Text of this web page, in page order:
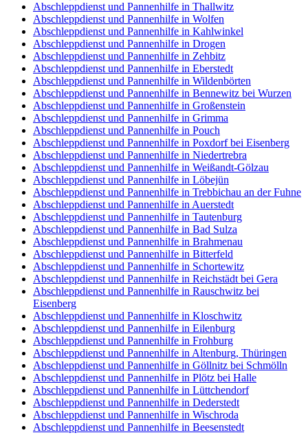
Abschleppdienst und Pannenhilfe in Thallwitz
Abschleppdienst und Pannenhilfe in Wolfen
Abschleppdienst und Pannenhilfe in Kahlwinkel
Abschleppdienst und Pannenhilfe in Drogen
Abschleppdienst und Pannenhilfe in Zehbitz
Abschleppdienst und Pannenhilfe in Eberstedt
Abschleppdienst und Pannenhilfe in Wildenbörten
Abschleppdienst und Pannenhilfe in Bennewitz bei Wurzen
Abschleppdienst und Pannenhilfe in Großenstein
Abschleppdienst und Pannenhilfe in Grimma
Abschleppdienst und Pannenhilfe in Pouch
Abschleppdienst und Pannenhilfe in Poxdorf bei Eisenberg
Abschleppdienst und Pannenhilfe in Niedertrebra
Abschleppdienst und Pannenhilfe in Weißandt-Gölzau
Abschleppdienst und Pannenhilfe in Löbejün
Abschleppdienst und Pannenhilfe in Trebbichau an der Fuhne
Abschleppdienst und Pannenhilfe in Auerstedt
Abschleppdienst und Pannenhilfe in Tautenburg
Abschleppdienst und Pannenhilfe in Bad Sulza
Abschleppdienst und Pannenhilfe in Brahmenau
Abschleppdienst und Pannenhilfe in Bitterfeld
Abschleppdienst und Pannenhilfe in Schortewitz
Abschleppdienst und Pannenhilfe in Reichstädt bei Gera
Abschleppdienst und Pannenhilfe in Rauschwitz bei
Eisenberg
Abschleppdienst und Pannenhilfe in Kloschwitz
Abschleppdienst und Pannenhilfe in Eilenburg
Abschleppdienst und Pannenhilfe in Frohburg
Abschleppdienst und Pannenhilfe in Altenburg, Thüringen
Abschleppdienst und Pannenhilfe in Göllnitz bei Schmölln
Abschleppdienst und Pannenhilfe in Plötz bei Halle
Abschleppdienst und Pannenhilfe in Lüttchendorf
Abschleppdienst und Pannenhilfe in Dederstedt
Abschleppdienst und Pannenhilfe in Wischroda
Abschleppdienst und Pannenhilfe in Beesenstedt